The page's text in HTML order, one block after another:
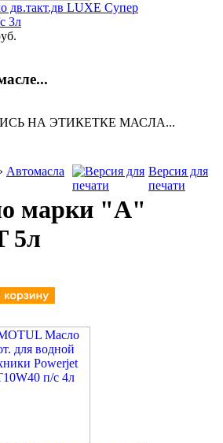
дв.такт.дв LUXE Супер
3л
НА ЭТИКЕТКЕ МАСЛА...
Автомасла
Версия для
печати
марки "А"
5л